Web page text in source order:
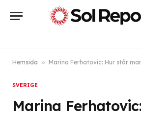
Hemsida » Marina Ferhatovic: Hur står man ut
SVERIGE
Marina